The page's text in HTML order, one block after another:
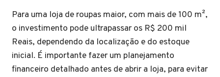
Para uma loja de roupas maior, com mais de 100 m²,
o investimento pode ultrapassar os R$ 200 mil
Reais, dependendo da localização e do estoque
inicial. É importante fazer um planejamento
financeiro detalhado antes de abrir a loja, para evitar